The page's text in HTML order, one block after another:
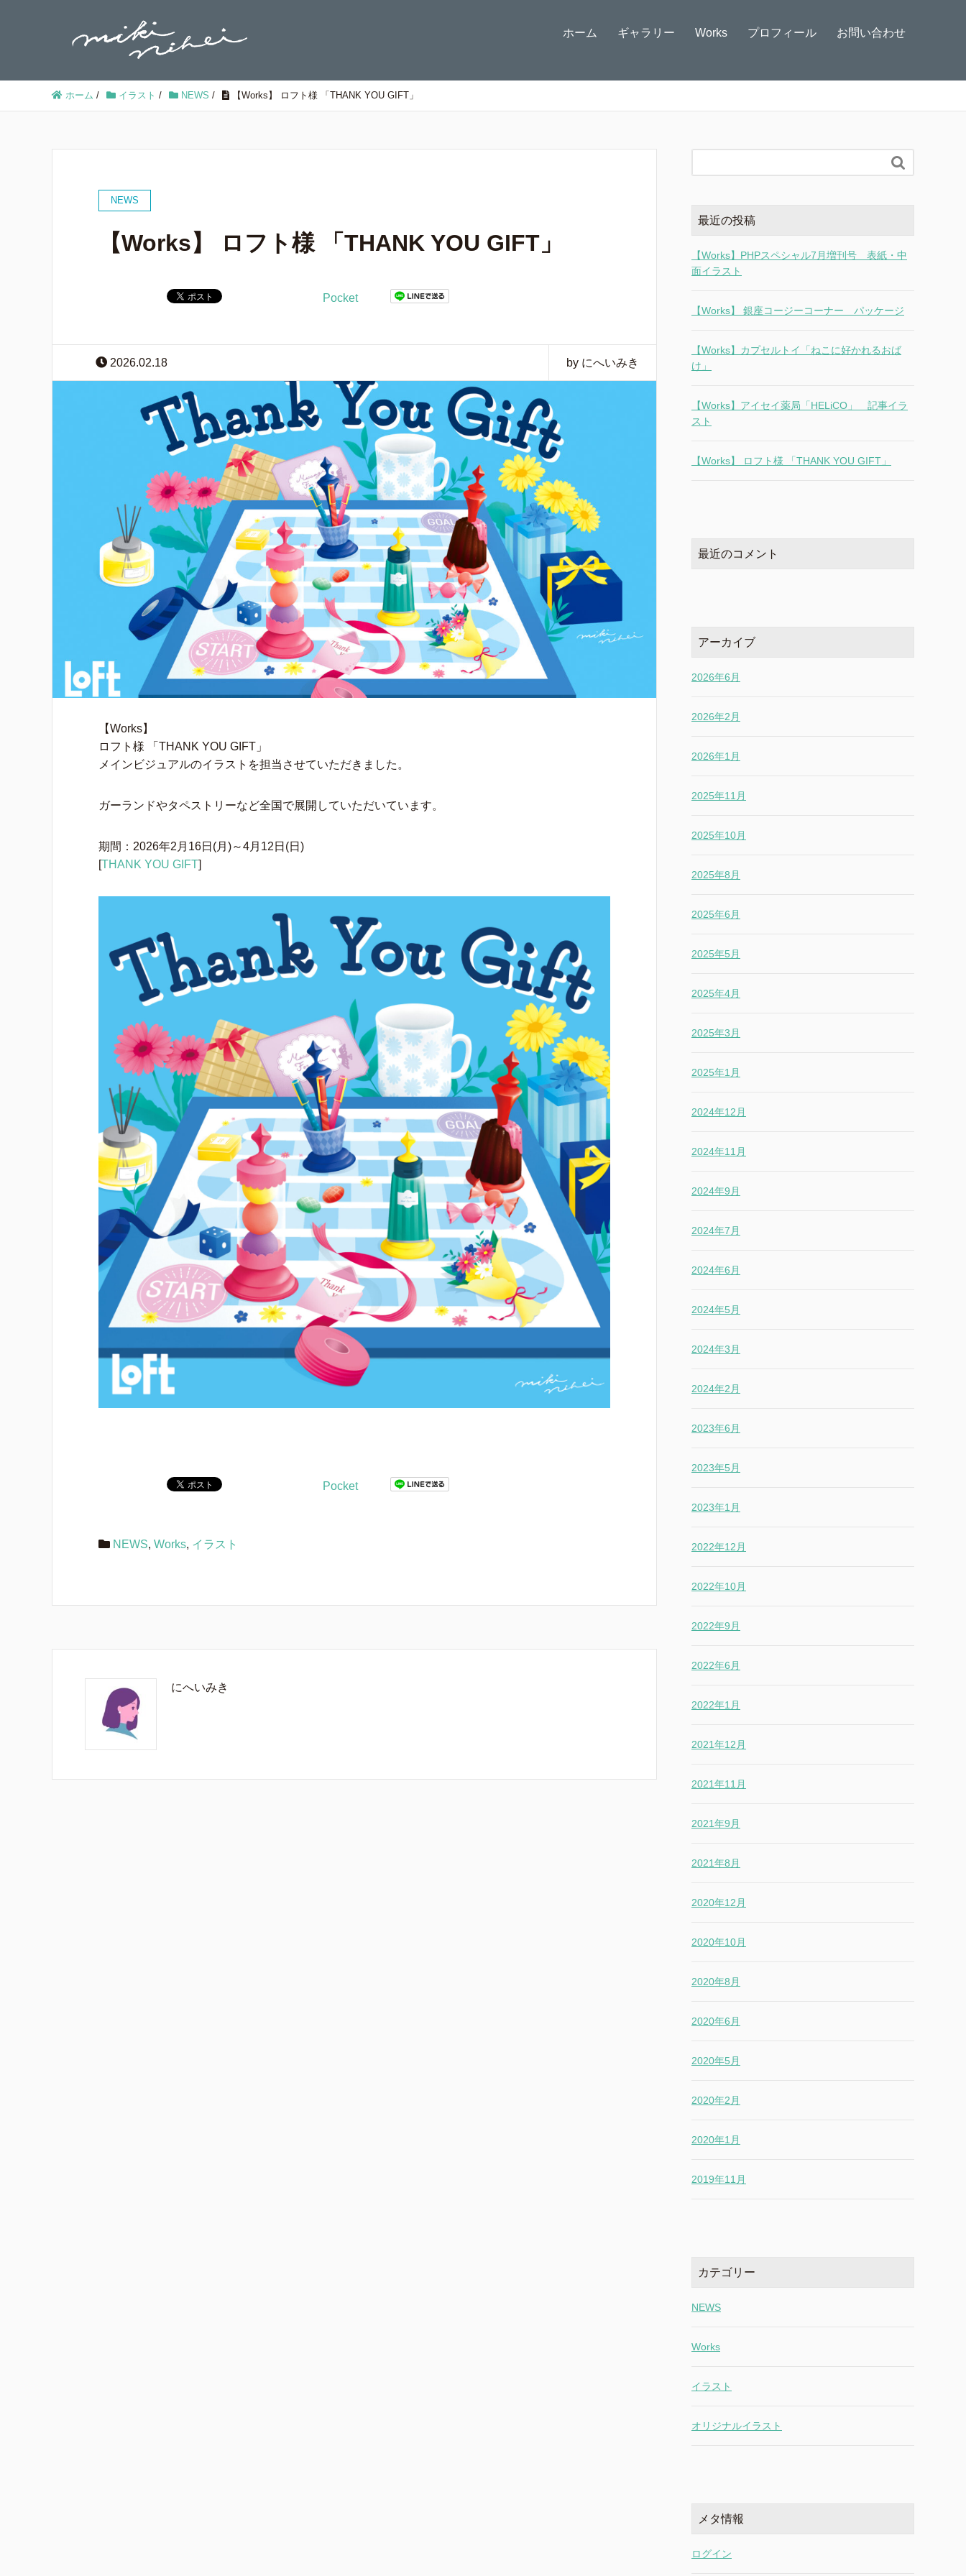
ホーム ギャラリー Works プロフィール お問い合わせ
ホーム / イラスト / NEWS / 【Works】 ロフト様 「THANK YOU GIFT」
NEWS
【Works】 ロフト様 「THANK YOU GIFT」
Pocket
2026.02.18 by にへいみき
【Works】
ロフト様 「THANK YOU GIFT」
メインビジュアルのイラストを担当させていただきました。
ガーランドやタペストリーなど全国で展開していただいています。
期間：2026年2月16日(月)～4月12日(日)
[THANK YOU GIFT]
Pocket
NEWS, Works, イラスト
にへいみき

最近の投稿
【Works】PHPスペシャル7月増刊号 表紙・中
面イラスト
【Works】 銀座コージーコーナー パッケージ
【Works】カプセルトイ「ねこに好かれるおば
け」
【Works】アイセイ薬局「HELiCO」 記事イラ
スト
【Works】 ロフト様 「THANK YOU GIFT」
最近のコメント
アーカイブ
2026年6月
2026年2月
2026年1月
2025年11月
2025年10月
2025年8月
2025年6月
2025年5月
2025年4月
2025年3月
2025年1月
2024年12月
2024年11月
2024年9月
2024年7月
2024年6月
2024年5月
2024年3月
2024年2月
2023年6月
2023年5月
2023年1月
2022年12月
2022年10月
2022年9月
2022年6月
2022年1月
2021年12月
2021年11月
2021年9月
2021年8月
2020年12月
2020年10月
2020年8月
2020年6月
2020年5月
2020年2月
2020年1月
2019年11月
カテゴリー
NEWS
Works
イラスト
オリジナルイラスト
メタ情報
ログイン